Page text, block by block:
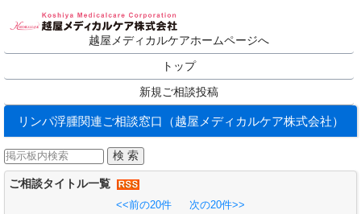
越屋メディカルケアホームページへ
トップ
新規ご相談投稿
リンパ浮腫関連ご相談窓口（越屋メディカルケア株式会社）
ご相談タイトル一覧
<<前の20件
次の20件>>